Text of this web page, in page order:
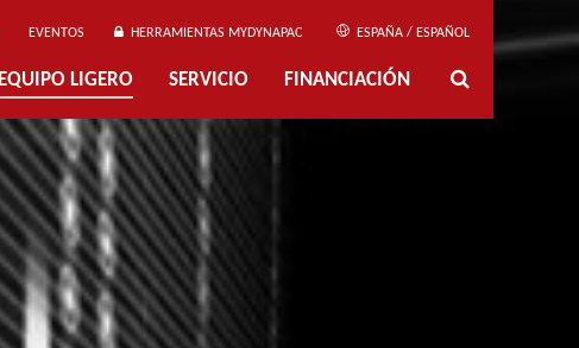
EVENTOS HERRAMIENTAS MYDYNAPAC ESPAÑA / ESPAÑOL
EQUIPO LIGERO SERVICIO FINANCIACIÓN